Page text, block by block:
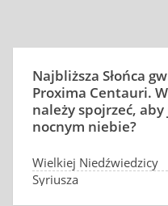
Najbliższa Słońca
Proxima Centauri.
należy spojrzeć,
nocnym niebie?
Wielkiej Niedźwiedzicy
Syriusza